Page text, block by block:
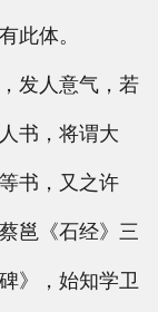
此体。
发人意气，若
书，将谓大
书，又之许
邕《石经》三
》，始知学卫